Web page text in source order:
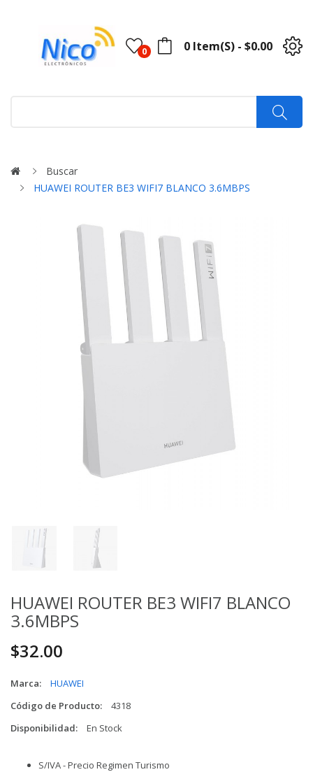
0 0 Item(s) - $0.00
Buscar
HUAWEI ROUTER BE3 WIFI7 BLANCO 3.6MBPS
HUAWEI ROUTER BE3 WIFI7 BLANCO
3.6MBPS
$32.00
Marca:
HUAWEI
Código de Producto:
4318
Disponibilidad:
En Stock
S/IVA - Precio Regimen Turismo